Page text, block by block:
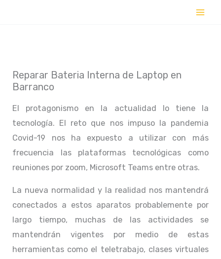
Reparar Bateria Interna de Laptop en
Barranco
El protagonismo en la actualidad lo tiene la
tecnología. El reto que nos impuso la pandemia
Covid-19 nos ha expuesto a utilizar con más
frecuencia las plataformas tecnológicas como
reuniones por zoom, Microsoft Teams entre otras.
La nueva normalidad y la realidad nos mantendrá
conectados a estos aparatos probablemente por
largo tiempo, muchas de las actividades se
mantendrán vigentes por medio de estas
herramientas como el teletrabajo, clases virtuales